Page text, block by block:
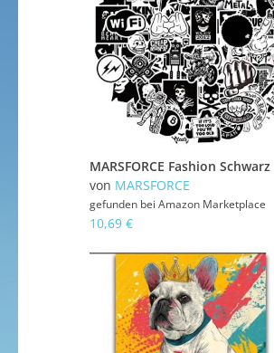
von MARSFORCE
gefunden bei Amazon Marketplace
10,69 €